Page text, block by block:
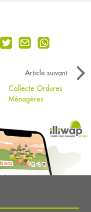
Article suivant
Collecte Ordures
Ménagères